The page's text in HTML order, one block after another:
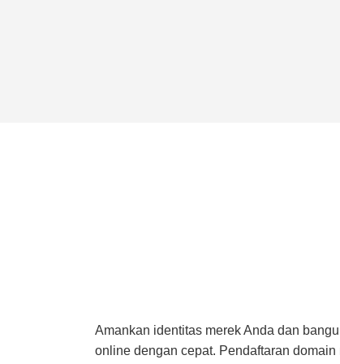
Amankan identitas merek Anda dan
online dengan cepat. Pendaftaran